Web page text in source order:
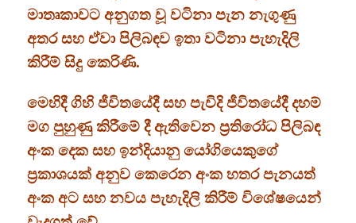
මාතෘකාවට අනුගත වූ වටිනා පැන නැගුණු
අතර සහ ඒවා පිලිබඳව ඉතා වටිනා පැහැදිලි
කිරීම් සිදු කෙරිණි.
මෙහිදී ගිහි ජීවිතයේදී සහ පැවිදි ජීවිතයේදී දහම්
මග පුහුණු කිරීමේ දී ඇතිවෙන ප්‍රතිරෝධ පිලිබඳ
අංක දෙක සහ ඉන්දියානු යෝගියෙකුගේ
ප්‍රකාශයක් අනුව කෙරෙන අංක හතර පැනයත්
අංක අට සහ නවය පැහැදිලි කිරීම් විශේෂයෙන්